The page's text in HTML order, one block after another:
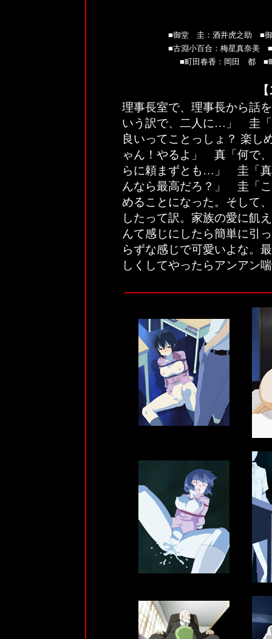
■御堂 圭：酒井虎之助 ■
■古淵小百合：梅星真奈美■
■町田春香：岡田 都 ■
理事長室で、理事長から話
いう訳で、二人に…」 圭「
良いってことっしょ？ 楽し
ゃん！やるよ」 真「何で
らに頼まずとも…」 圭「真
んなら最高だろ？」 圭「
めることになった。そして
したって訳。家族の愛に飢
んて感じにしたら簡単に引
らずな感じで可愛いよな。
しくしてやったらアンアン